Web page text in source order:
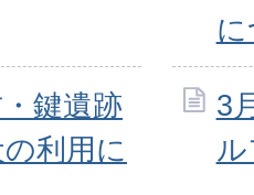
鍵遺跡
利用に
3